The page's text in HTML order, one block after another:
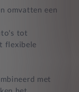
omvatten een
tot
flexibele
met